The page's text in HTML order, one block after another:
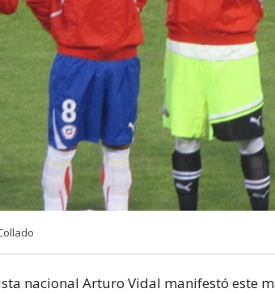
nacional Arturo Vidal manifestó este